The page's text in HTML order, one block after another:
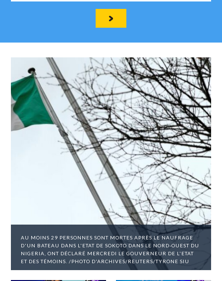
AU MOINS 29 PERSONNES SONT MORTES APRÈS LE NAUFRAGE
D'UN BATEAU DANS L'ETAT DE SOKOTO DANS LE NORD-OUEST DU
NIGERIA, ONT DÉCLARÉ MERCREDI LE GOUVERNEUR DE L'ETAT
ET DES TÉMOINS. /PHOTO D'ARCHIVES/REUTERS/TYRONE SIU